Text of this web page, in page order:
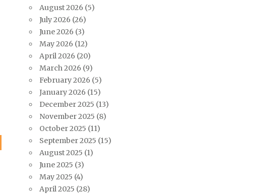
August 2026 (5)
July 2026 (26)
June 2026 (3)
May 2026 (12)
April 2026 (20)
March 2026 (9)
February 2026 (5)
January 2026 (15)
December 2025 (13)
November 2025 (8)
October 2025 (11)
September 2025 (15)
August 2025 (1)
June 2025 (3)
May 2025 (4)
April 2025 (28)